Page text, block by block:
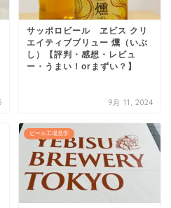
サッポロビール ヱビス クリ
エイティブブリュー 燻（いぶ
し）【評判・感想・レビュ
ー・うまい！orまずい？】
9月 11, 2024
ビール工場見学